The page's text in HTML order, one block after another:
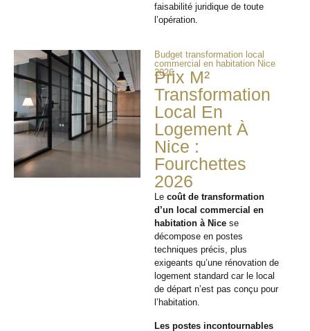
faisabilité juridique de toute
l’opération.
Budget transformation local
commercial en habitation Nice
2026
Prix M²
Transformation
Local En
Logement À
Nice :
Fourchettes
2026
Lecoût de transformation
d’un local commercial en
habitation à Nice se
décompose en postes
techniques précis, plus
exigeants qu’une rénovation de
logement standard car le local
de départ n’est pas conçu pour
l’habitation.
Les postes incontournables